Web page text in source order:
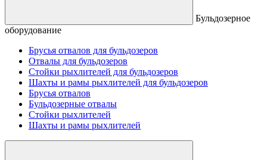
Бульдозерное
оборудование
Брусья отвалов для бульдозеров
Отвалы для бульдозеров
Стойки рыхлителей для бульдозеров
Шахты и рамы рыхлителей для бульдозеров
Брусья отвалов
Бульдозерные отвалы
Стойки рыхлителей
Шахты и рамы рыхлителей